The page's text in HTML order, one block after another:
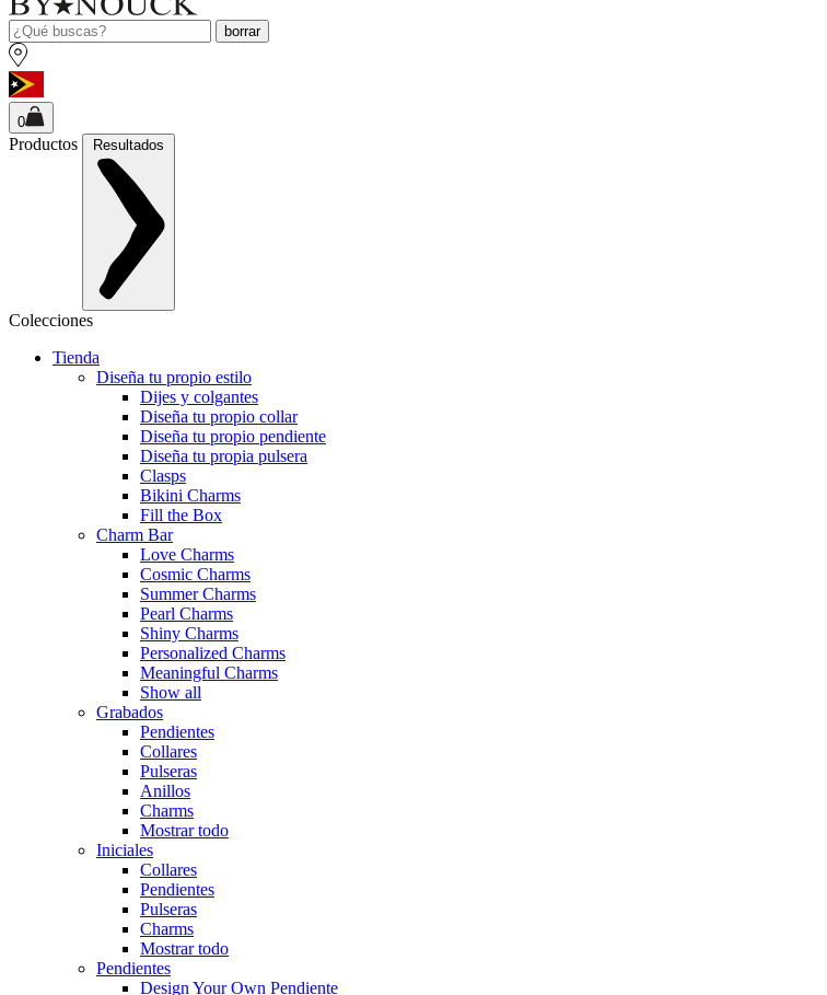
borrar
0
Productos Resultados
Colecciones
Tienda
Diseña tu propio estilo
Dijes y colgantes
Diseña tu propio collar
Diseña tu propio pendiente
Diseña tu propia pulsera
Clasps
Bikini Charms
Fill the Box
Charm Bar
Love Charms
Cosmic Charms
Summer Charms
Pearl Charms
Shiny Charms
Personalized Charms
Meaningful Charms
Show all
Grabados
Pendientes
Collares
Pulseras
Anillos
Charms
Mostrar todo
Iniciales
Collares
Pendientes
Pulseras
Charms
Mostrar todo
Pendientes
Design Your Own Pendiente